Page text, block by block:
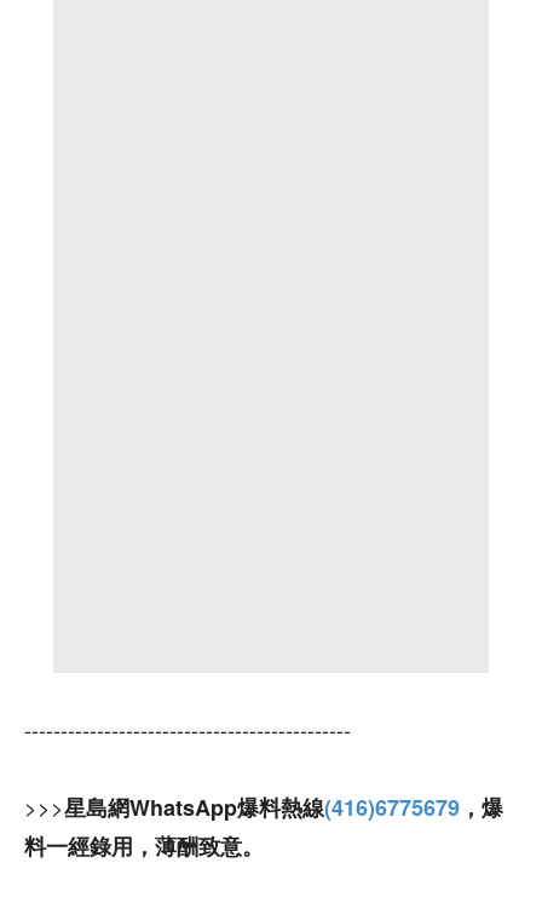
---------------------------------------------
>>>星島網WhatsApp爆料熱線(416)6775679 ，爆
料一經錄用，薄酬致意。